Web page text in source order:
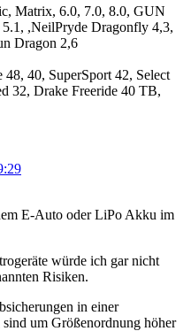
Matrix, 6.0, 7.0, 8.0, GUN
,NeilPryde Dragonfly 4,3,
Dragon 2,6
48, 40, SuperSport 42, Select
32, Drake Freeride 40 TB,
E-Auto oder LiPo Akku im
würde ich gar nicht
Risiken.
in einer
um Größenordnung höher